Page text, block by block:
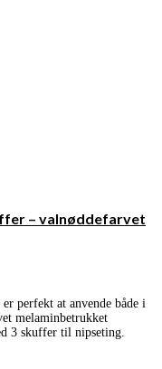
– valnøddefarvet
perfekt at anvende både i
melaminbetrukket
3 skuffer til nipseting.